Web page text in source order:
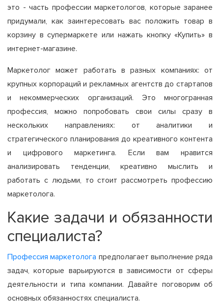
это - часть профессии маркетологов, которые заранее
придумали, как заинтересовать вас положить товар в
корзину в супермаркете или нажать кнопку «Купить» в
интернет-магазине.
Маркетолог может работать в разных компаниях: от
крупных корпораций и рекламных агентств до стартапов
и некоммерческих организаций. Это многогранная
профессия, можно попробовать свои силы сразу в
нескольких направлениях: от аналитики и
стратегического планирования до креативного контента
и цифрового маркетинга. Если вам нравится
анализировать тенденции, креативно мыслить и
работать с людьми, то стоит рассмотреть профессию
маркетолога.
Какие задачи и обязанности
специалиста?
Профессия маркетолога предполагает выполнение ряда
задач, которые варьируются в зависимости от сферы
деятельности и типа компании. Давайте поговорим об
основных обязанностях специалиста.